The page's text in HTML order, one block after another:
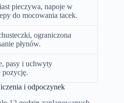
pieczywa, napoje w
do mocowania tacek.
ograniczona
płynów.
pasy i uchwyty
pozycję.
i odpoczynek